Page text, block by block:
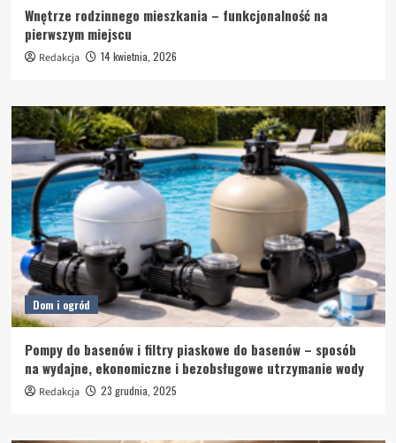
Wnętrze rodzinnego mieszkania – funkcjonalność na
pierwszym miejscu
Redakcja 14 kwietnia, 2026
Dom i ogród
Pompy do basenów i filtry piaskowe do basenów – sposób
na wydajne, ekonomiczne i bezobsługowe utrzymanie wody
Redakcja 23 grudnia, 2025